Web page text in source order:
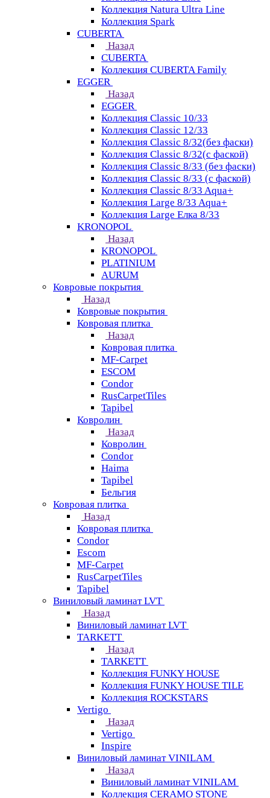
Коллекция Natura Ultra Line
Коллекция Spark
CUBERTA
Назад
CUBERTA
Коллекция CUBERTA Family
EGGER
Назад
EGGER
Коллекция Classic 10/33
Коллекция Classic 12/33
Коллекция Classic 8/32(без фаски)
Коллекция Classic 8/32(с фаской)
Коллекция Classic 8/33 (без фаски)
Коллекция Classic 8/33 (с фаской)
Коллекция Classic 8/33 Aqua+
Коллекция Large 8/33 Aqua+
Коллекция Large Елка 8/33
KRONOPOL
Назад
KRONOPOL
PLATINIUM
AURUM
Ковровые покрытия
Назад
Ковровые покрытия
Ковровая плитка
Назад
Ковровая плитка
MF-Carpet
ESCOM
Condor
RusCarpetTiles
Tapibel
Ковролин
Назад
Ковролин
Condor
Haima
Tapibel
Бельгия
Ковровая плитка
Назад
Ковровая плитка
Condor
Escom
MF-Carpet
RusCarpetTiles
Tapibel
Виниловый ламинат LVT
Назад
Виниловый ламинат LVT
TARKETT
Назад
TARKETT
Коллекция FUNKY HOUSE
Коллекция FUNKY HOUSE TILE
Коллекция ROCKSTARS
Vertigo
Назад
Vertigo
Inspire
Виниловый ламинат VINILAM
Назад
Виниловый ламинат VINILAM
Коллекция CERAMO STONE